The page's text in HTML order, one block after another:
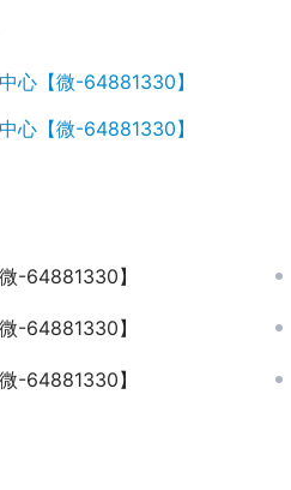
心【微-64881330】
心【微-64881330】
-64881330】
-64881330】
-64881330】